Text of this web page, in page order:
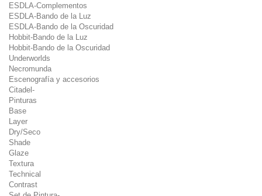
ESDLA-Complementos
ESDLA-Bando de la Luz
ESDLA-Bando de la Oscuridad
Hobbit-Bando de la Luz
Hobbit-Bando de la Oscuridad
Underworlds
Necromunda
Escenografía y accesorios
Citadel-
Pinturas
Base
Layer
Dry/Seco
Shade
Glaze
Textura
Technical
Contrast